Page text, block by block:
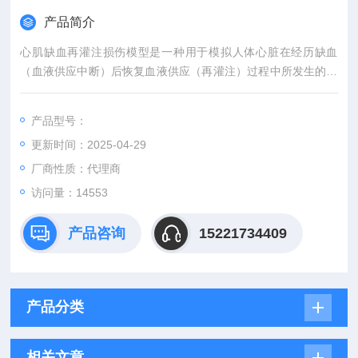
产品简介
心肌缺血再灌注损伤模型是一种用于模拟人体心脏在经历缺血
（血液供应中断）后恢复血液供应（再灌注）过程中所发生的组
织损伤的实验模型。这种病理过程通常发生在冠状动脉突然闭塞
而，再灌注后，原本缺血的心肌组织不仅未能立即恢复正常，反
而可能遭受更严重的损伤，这种现象被称为心肌缺血再灌注损伤
产品型号：
更新时间：2025-04-29
厂商性质：代理商
访问量：14553
产品咨询 15221734409
产品分类